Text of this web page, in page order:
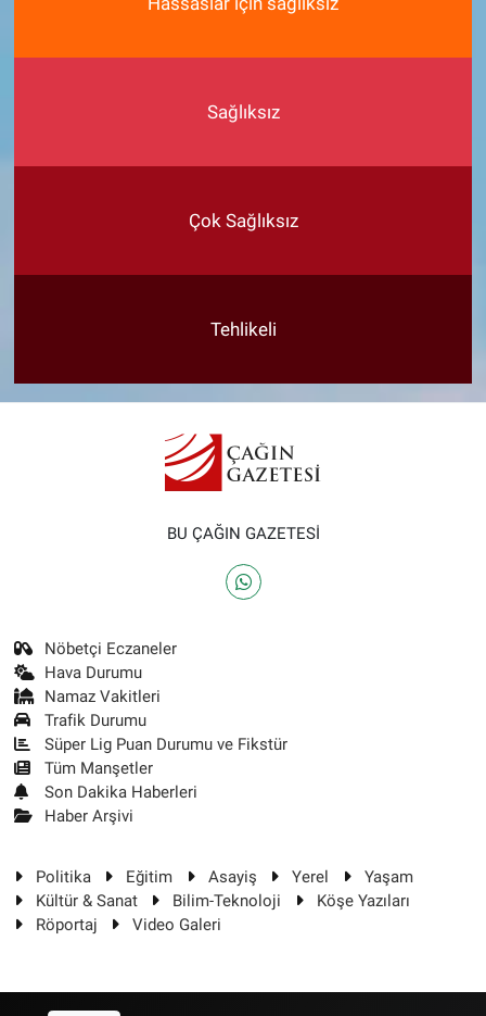
Sağlıksız
Çok Sağlıksız
Tehlikeli
BU ÇAĞIN GAZETESİ
Nöbetçi Eczaneler
Hava Durumu
Namaz Vakitleri
Trafik Durumu
Süper Lig Puan Durumu ve Fikstür
Tüm Manşetler
Son Dakika Haberleri
Haber Arşivi
Politika Eğitim Asayiş Yerel
Yaşam
Kültür & Sanat
Bilim-Teknoloji
Köşe Yazıları
Röportaj
Video Galeri